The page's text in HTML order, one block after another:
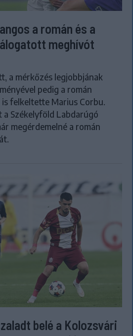
a román és a
meghívót
a mérkőzés legjobbjának
pedig a román
felkeltette Marius Corbu.
a Székelyföld Labdarúgó
megérdemelné a román
belé a Kolozsvári